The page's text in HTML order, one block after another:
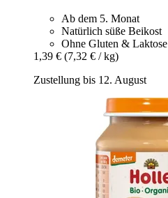
Ab dem 5. Monat
Natürlich süße Beikost
Ohne Gluten & Laktose
1,39 € (7,32 € / kg)
Zustellung bis 12. August